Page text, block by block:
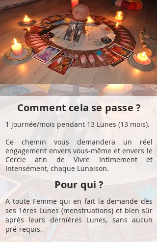
Comment cela se passe ?
1 journée/mois pendant 13 Lunes (13 mois).
Ce chemin vous demandera un réel
engagement envers vous-même et envers le
Cercle afin de Vivre Intimement et
Intensément, chaque Lunaison.
Pour qui ?
A toute Femme qui en fait la demande dès
ses 1ères Lunes (menstruations) et bien sûr
après leurs dernières Lunes, sans aucun
pré-requis.